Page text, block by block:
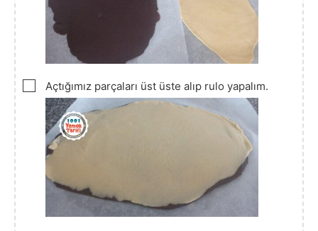
▢
Açtığımız parçaları üst üste alıp rulo yapalım.